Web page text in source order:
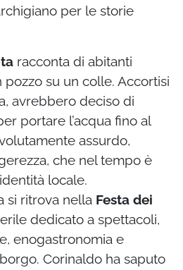
per le storie
racconta di abitanti
su un colle. Accortisi
avrebbero deciso di
portare l’acqua fino al
assurdo,
che nel tempo è
locale.
si ritrova nella Festa dei
dedicato a spettacoli,
enogastronomia e
Corinaldo ha saputo